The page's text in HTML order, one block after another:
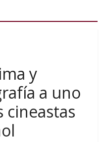
y
a uno
cineastas